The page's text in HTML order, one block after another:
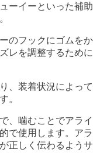
ーイーといった補助
のフックにゴムをか
レを調整するために
、装着状況によって
。
、噛むことでアライ
で使用します。アラ
正しく伝わるようサ